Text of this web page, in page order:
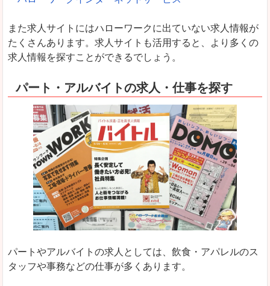
また求人サイトにはハローワークに出ていない求人情報が
たくさんあります。求人サイトも活用すると、より多くの
求人情報を探すことができるでしょう。
パート・アルバイトの求人・仕事を探す
パートやアルバイトの求人としては、飲食・アパレルのス
タッフや事務などの仕事が多くあります。